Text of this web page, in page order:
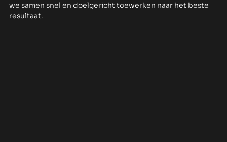
we samen snel en doelgericht toewerken naar het beste
resultaat.